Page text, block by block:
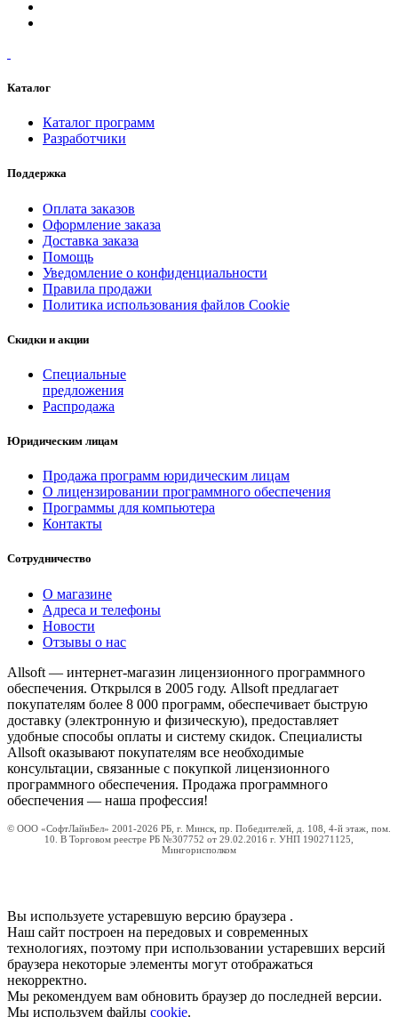
Каталог
Каталог программ
Разработчики
Поддержка
Оплата заказов
Оформление заказа
Доставка заказа
Помощь
Уведомление о конфиденциальности
Правила продажи
Политика использования файлов Cookie
Скидки и акции
Специальные
предложения
Распродажа
Юридическим лицам
Продажа программ юридическим лицам
О лицензировании программного обеспечения
Программы для компьютера
Контакты
Сотрудничество
О магазине
Адреса и телефоны
Новости
Отзывы о нас
Allsoft — интернет-магазин лицензионного программного
обеспечения. Открылся в 2005 году. Allsoft предлагает
покупателям более 8 000 программ, обеспечивает быструю
доставку (электронную и физическую), предоставляет
удобные способы оплаты и систему скидок. Специалисты
Allsoft оказывают покупателям все необходимые
консультации, связанные с покупкой лицензионного
программного обеспечения. Продажа программного
обеспечения — наша профессия!
© ООО «СофтЛайнБел» 2001-2026 РБ, г. Минск, пр. Победителей, д. 108, 4-й этаж, пом.
10. В Торговом реестре РБ №307752 от 29.02.2016 г. УНП 190271125,
Мингорисполком
Вы используете устаревшую версию браузера .
Наш сайт построен на передовых и современных
технологиях, поэтому при использовании устаревших версий
браузера некоторые элементы могут отображаться
некорректно.
Мы рекомендуем вам обновить браузер до последней версии.
Мы используем файлы cookie.